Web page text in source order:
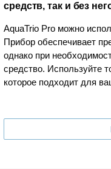
средств, так и без
AquaTrio Pro можно
Прибор обеспечивает
однако при
средство. Используйте
которое подходит для